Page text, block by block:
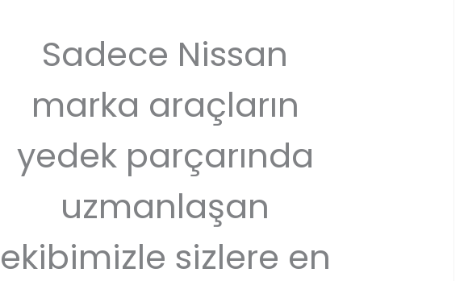
Sadece Nissan
marka araçların
yedek parçarında
uzmanlaşan
ekibimizle sizlere en